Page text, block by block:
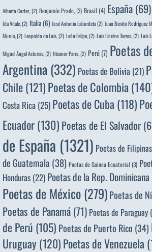
Alberto Cortez, (2) Benjamín Prado,(3) Brasil (4) España (69)
Ida Vitale, (2) Italia (6) José Antonio Labordeta(2) Juan Benito Rodríguez
Murua, (2) Leopoldo de Luis, (2) León Felipe, (2) Luis Llorèns Torres, (2) Luis
Miguel Ángel Asturias, (2) Nicanor Parra, (2) Perú (7) Poetas
Argentina (332) Poetas de Bolivia (21)
Chile(121)Poetas de Colombia
Costa Rica(25)Poetas de Cuba (118)
Ecuador(130) Poetas de El Salvador
de España (1321) Poetas de Filipinas
de Guatemala (38) Poetas de Guinea Ecuatorial (3)
Honduras (22) Poetas de la Rep. Dominicana
Poetas de México(279)Poetas de
Poetas de Panamá (71) Poetas de Paraguay
de Perú (105) Poetas de Puerto Rico (34)
Uruguay(120)Poetas de Venezuela